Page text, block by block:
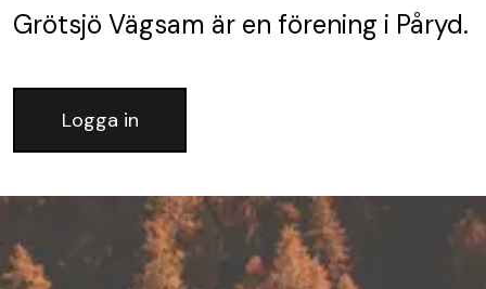
Grötsjö Vägsam är en förening i Påryd.
Logga in